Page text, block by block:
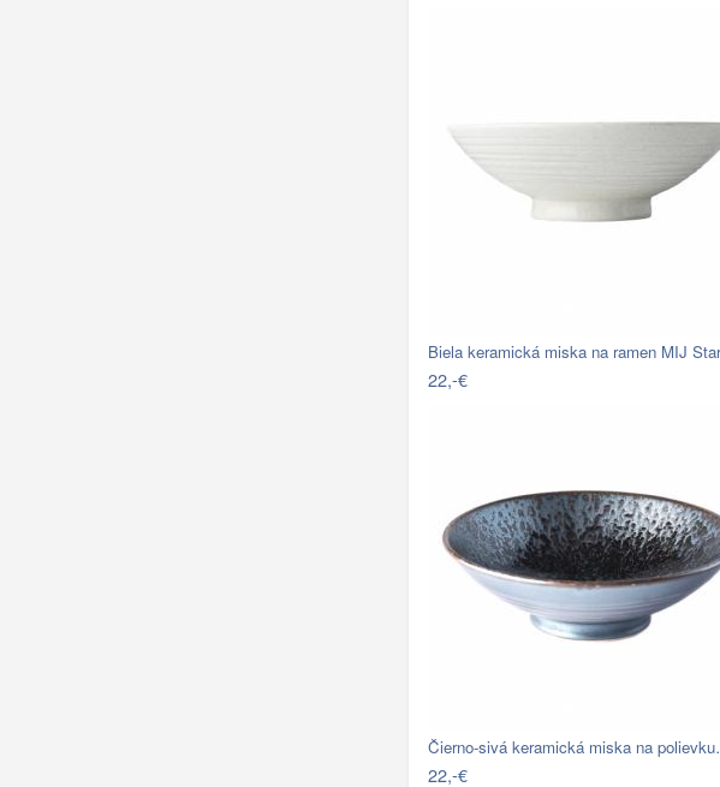
Biela keramická miska na ramen MIJ
22,-€
Čierno-sivá keramická miska na
22,-€